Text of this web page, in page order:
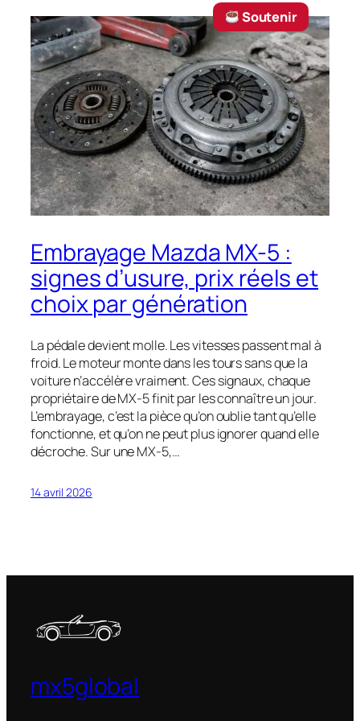
‎ Soutenir
Embrayage Mazda MX-5 :
signes d’usure, prix réels et
choix par génération
La pédale devient molle. Les vitesses passent mal à
froid. Le moteur monte dans les tours sans que la
voiture n’accélère vraiment. Ces signaux, chaque
propriétaire de MX-5 finit par les connaître un jour.
L’embrayage, c’est la pièce qu’on oublie tant qu’elle
fonctionne, et qu’on ne peut plus ignorer quand elle
décroche. Sur une MX-5,…
14 avril 2026
mx5global